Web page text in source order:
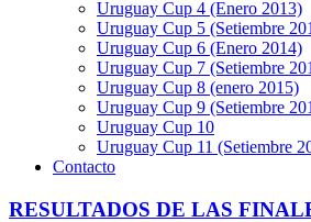
Uruguay Cup 4 (Enero 2013)
Uruguay Cup 5 (Setiembre
Uruguay Cup 6 (Enero 2014)
Uruguay Cup 7 (Setiembre
Uruguay Cup 8 (enero 2015)
Uruguay Cup 9 (Setiembre
Uruguay Cup 10
Uruguay Cup 11 (Setiembre
Contacto
RESULTADOS DE LAS